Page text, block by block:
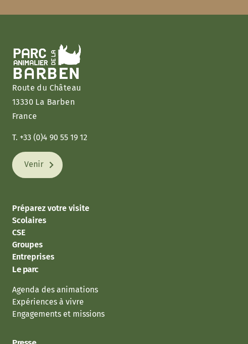
Route du Château
13330 La Barben
France
T. +33 (0)4 90 55 19 12
Venir
Préparez votre visite
Scolaires
CSE
Groupes
Entreprises
Le parc
Agenda des animations
Expériences à vivre
Engagements et missions